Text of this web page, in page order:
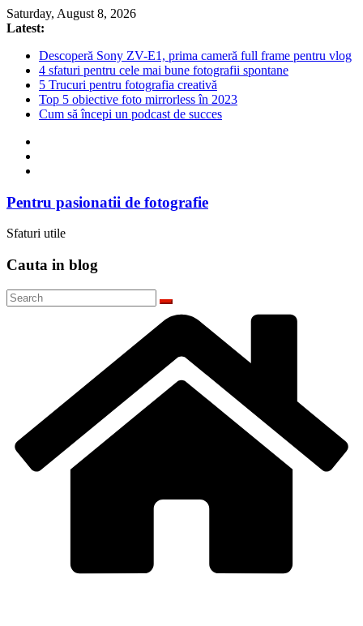
Skip
to
Saturday, August 8, 2026
Latest:
Descoperă Sony ZV-E1, prima cameră full frame pentru vlog
4 sfaturi pentru cele mai bune fotografii spontane
5 Trucuri pentru fotografia creativă
Top 5 obiective foto mirrorless în 2023
Cum să începi un podcast de succes
Pentru pasionatii de fotografie
Sfaturi utile
Cauta in blog